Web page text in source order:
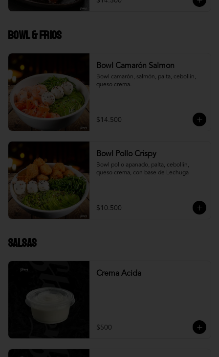
Bowl & frios
Bowl Camarón Salmon
Bowl camarón, salmón, palta, cebollín,
queso crema.
$14.500
Bowl Pollo Crispy
Bowl pollo apanado, palta, cebollín,
queso crema, con base de Lechuga
$10.500
Salsas
Crema Acida
$500